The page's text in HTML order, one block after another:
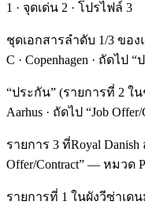
1 · จุดเด่น 2 · โปรไฟล์ 3
ชุดเอกสารลำดับ 1/3 ขอ
C · Copenhagen · ถัดไป
“ประกัน” (รายการที่ 2 ใ
Aarhus · ถัดไป “Job Offer/
รายการ 3 ที่Royal
Offer/Contract” — หมวด
รายการที่ 1 ในผังวีซ่าเดน